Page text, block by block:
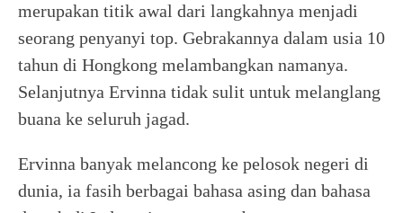
merupakan titik awal dari langkahnya menjadi
seorang penyanyi top. Gebrakannya dalam usia 10
tahun di Hongkong melambangkan namanya.
Selanjutnya Ervinna tidak sulit untuk melanglang
buana ke seluruh jagad.
Ervinna banyak melancong ke pelosok negeri di
dunia, ia fasih berbagai bahasa asing dan bahasa